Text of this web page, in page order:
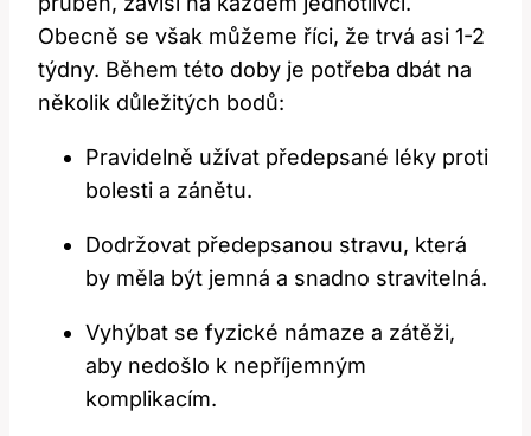
Obecně ⁢se ‌však můžeme říci, že trvá asi 1-2
týdny. Během této doby je potřeba dbát na
několik důležitých bodů:
Pravidelně užívat předepsané léky proti
bolesti a zánětu.
Dodržovat předepsanou stravu, která
by měla být jemná a snadno stravitelná.
Vyhýbat ⁢se fyzické námaze a‍ zátěži,
aby nedošlo k nepříjemným
komplikacím.